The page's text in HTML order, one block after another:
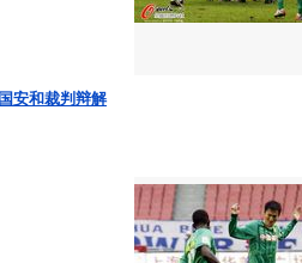
安和裁判辩解